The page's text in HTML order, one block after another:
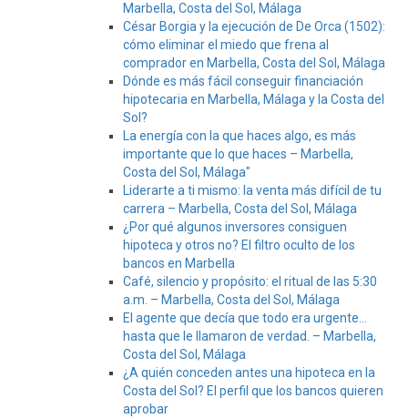
Marbella, Costa del Sol, Málaga
César Borgia y la ejecución de De Orca (1502):
cómo eliminar el miedo que frena al
comprador en Marbella, Costa del Sol, Málaga
Dónde es más fácil conseguir financiación
hipotecaria en Marbella, Málaga y la Costa del
Sol?
La energía con la que haces algo, es más
importante que lo que haces – Marbella,
Costa del Sol, Málaga"
Liderarte a ti mismo: la venta más difícil de tu
carrera – Marbella, Costa del Sol, Málaga
¿Por qué algunos inversores consiguen
hipoteca y otros no? El filtro oculto de los
bancos en Marbella
Café, silencio y propósito: el ritual de las 5:30
a.m. – Marbella, Costa del Sol, Málaga
El agente que decía que todo era urgente…
hasta que le llamaron de verdad. – Marbella,
Costa del Sol, Málaga
¿A quién conceden antes una hipoteca en la
Costa del Sol? El perfil que los bancos quieren
aprobar